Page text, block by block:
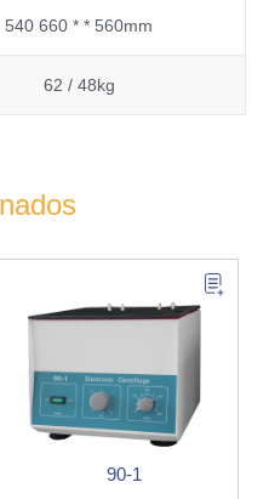
540 660 * * 560mm
62 / 48kg
90-1